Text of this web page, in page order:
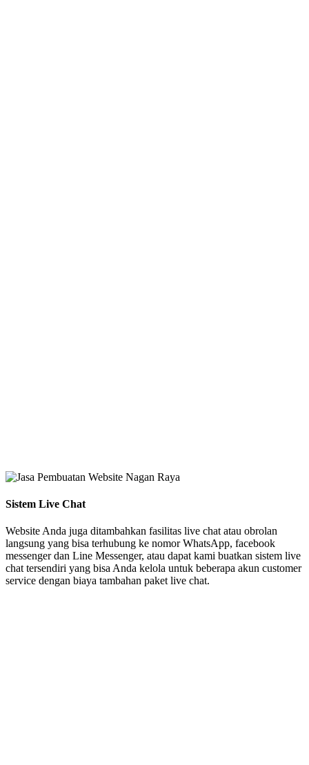
Sistem Live Chat
Website Anda juga ditambahkan fasilitas live chat atau obrolan
langsung yang bisa terhubung ke nomor WhatsApp, facebook
messenger dan Line Messenger, atau dapat kami buatkan sistem live
chat tersendiri yang bisa Anda kelola untuk beberapa akun customer
service dengan biaya tambahan paket live chat.